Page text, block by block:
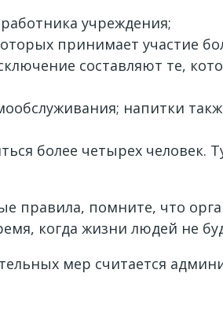
учреждения;
принимает участие
составляют те,
напитки
более четырех человек.
правила, помните, что
когда жизни людей не
мер считается